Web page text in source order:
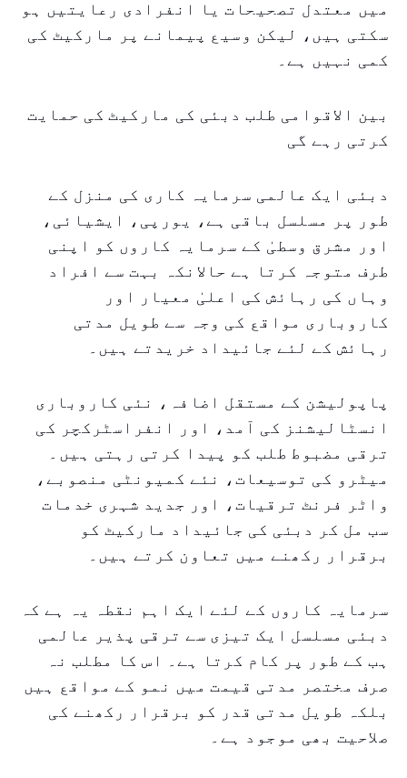
میں معتدل تصحیحات یا انفرادی رعایتیں ہو
سکتی ہیں، لیکن وسیع پیمانے پر مارکیٹ کی
کمی نہیں ہے۔
بین الاقوامی طلب دبئی کی مارکیٹ کی حمایت
کرتی رہے گی
دبئی ایک عالمی سرمایہ کاری کی منزل کے
طور پر مسلسل باقی ہے، یورپی، ایشیائی،
اور مشرق وسطیٰ کے سرمایہ کاروں کو اپنی
طرف متوجہ کرتا ہے حالانکہ بہت سے افراد
وہاں کی رہائش کی اعلیٰ معیار اور
کاروباری مواقع کی وجہ سے طویل مدتی
رہائش کے لئے جائیداد خریدتے ہیں۔
پاپولیشن کے مستقل اضافہ، نئی کاروباری
انسٹالیشنز کی آمد، اور انفراسٹرکچر کی
ترقی مضبوط طلب کو پیدا کرتی رہتی ہیں۔
میٹرو کی توسیعات، نئے کمیونٹی منصوبے،
واٹر فرنٹ ترقیات، اور جدید شہری خدمات
سب مل کر دبئی کی جائیداد مارکیٹ کو
برقرار رکھنے میں تعاون کرتے ہیں۔
سرمایہ کاروں کے لئے ایک اہم نقطہ یہ ہے کہ
دبئی مسلسل ایک تیزی سے ترقی پذیر عالمی
ہب کے طور پر کام کرتا ہے۔ اس کا مطلب نہ
صرف مختصر مدتی قیمت میں نمو کے مواقع ہیں
بلکہ طویل مدتی قدر کو برقرار رکھنے کی
صلاحیت بھی موجود ہے۔